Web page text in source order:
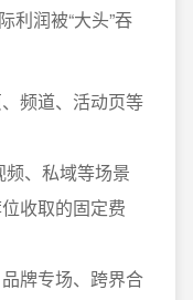
利润被“大头”吞
频道、活动页等
、私域等场景
收取的固定费
牌专场、跨界合